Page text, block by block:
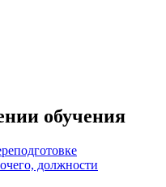
обучения